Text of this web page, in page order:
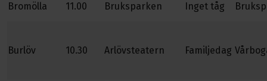
Bromölla 11.00 Bruksparken Inget tåg
Burlöv 10.30 Arlövsteatern Familjedag